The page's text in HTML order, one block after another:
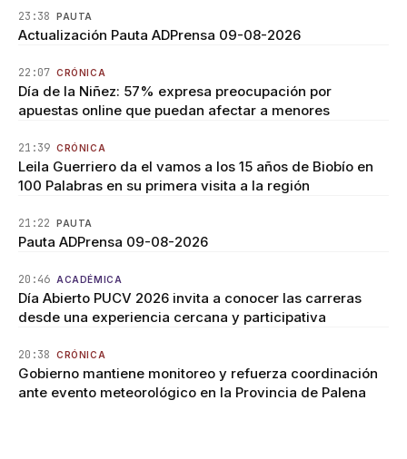
23:38 PAUTA
Actualización Pauta ADPrensa 09-08-2026
22:07 CRÓNICA
Día de la Niñez: 57% expresa preocupación por
apuestas online que puedan afectar a menores
21:39 CRÓNICA
Leila Guerriero da el vamos a los 15 años de Biobío en
100 Palabras en su primera visita a la región
21:22 PAUTA
Pauta ADPrensa 09-08-2026
20:46 ACADÉMICA
Día Abierto PUCV 2026 invita a conocer las carreras
desde una experiencia cercana y participativa
20:38 CRÓNICA
Gobierno mantiene monitoreo y refuerza coordinación
ante evento meteorológico en la Provincia de Palena